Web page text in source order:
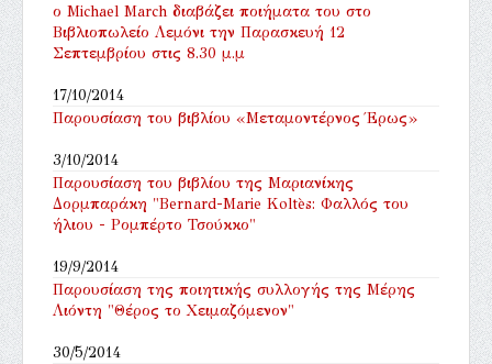
ο Michael March διαβάζει ποιήματα του στο
Βιβλιοπωλείο Λεμόνι την Παρασκευή 12
Σεπτεμβρίου στις 8.30 μ.μ
17/10/2014
Παρουσίαση του βιβλίου «Μεταμοντέρνος Έρως»
3/10/2014
Παρουσίαση του βιβλίου της Μαριανίκης
Δορμπαράκη "Bernard-Marie Koltès: Φαλλός του
ήλιου - Ρομπέρτο Τσούκκο"
19/9/2014
Παρουσίαση της ποιητικής συλλογής της Μέρης
Λιόντη "Θέρος το Χειμαζόμενον"
30/5/2014